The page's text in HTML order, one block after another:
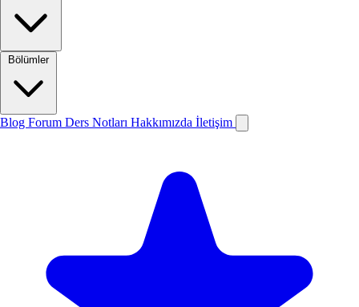
Bölümler
Blog Forum Ders Notları Hakkımızda İletişim